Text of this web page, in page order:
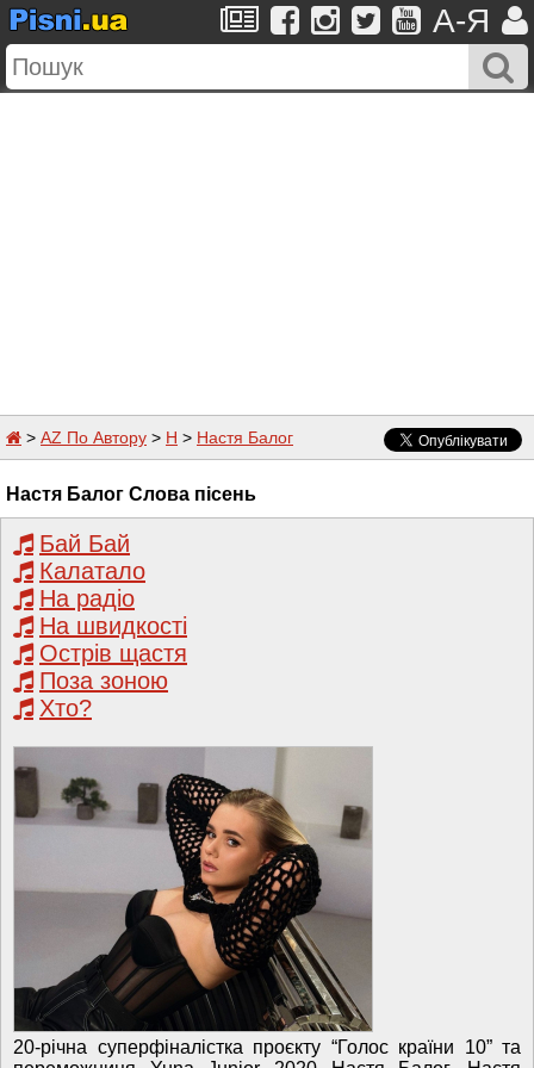
A-Я
> AZ По Автору > Н > Настя Балог
Настя Балог Слова пісень
Бай Бай
Калатало
На радіо
На швидкості
Острів щастя
Поза зоною
Хто?
20-річна суперфіналістка проєкту “Голос країни 10” та